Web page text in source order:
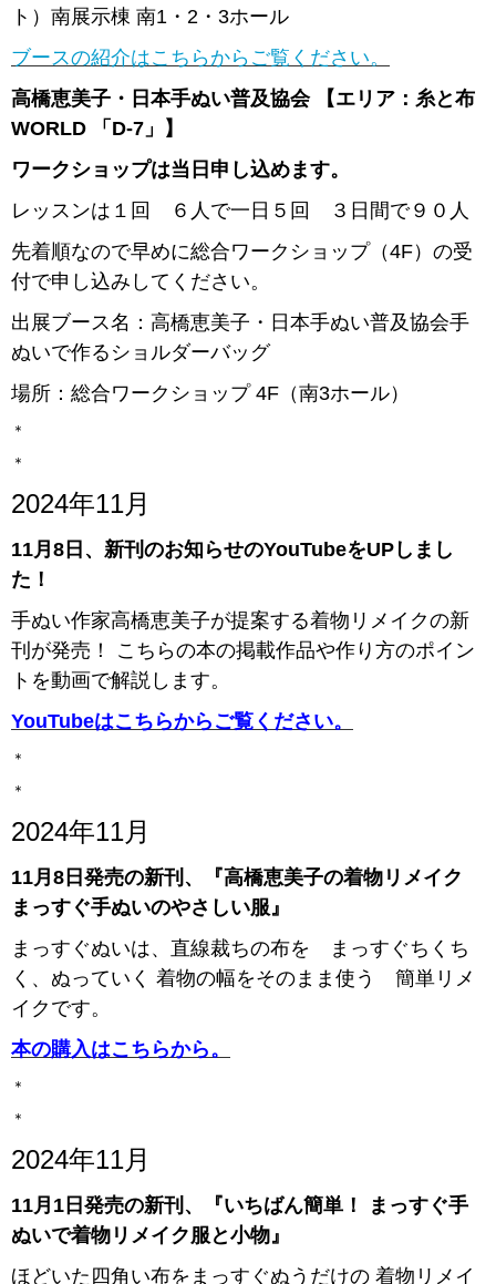
ト）南展示棟 南1・2・3ホール
ブースの紹介はこちらからご覧ください。
高橋恵美子・日本手ぬい普及協会 【エリア：糸と布
WORLD 「D-7」】
ワークショップは当日申し込めます。
レッスンは１回 ６人で一日５回 ３日間で９０人
先着順なので早めに総合ワークショップ（4F）の受
付で申し込みしてください。
出展ブース名：高橋恵美子・日本手ぬい普及協会手
ぬいで作るショルダーバッグ
場所：総合ワークショップ 4F（南3ホール）
＊
＊
2024年11月
11月8日、新刊のお知らせのYouTubeをUPしまし
た！
手ぬい作家高橋恵美子が提案する着物リメイクの新
刊が発売！ こちらの本の掲載作品や作り方のポイン
トを動画で解説します。
YouTubeはこちらからご覧ください。
＊
＊
2024年11月
11月8日発売の新刊、『高橋恵美子の着物リメイク
まっすぐ手ぬいのやさしい服』
まっすぐぬいは、直線裁ちの布を まっすぐちくち
く、ぬっていく 着物の幅をそのまま使う 簡単リメ
イクです。
本の購入はこちらから。
＊
＊
2024年11月
11月1日発売の新刊、『いちばん簡単！ まっすぐ手
ぬいで着物リメイク服と小物』
ほどいた四角い布をまっすぐぬうだけの 着物リメイ